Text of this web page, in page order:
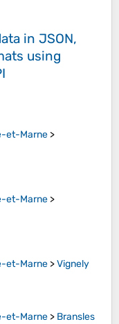
in JSON,
using
et-Marne >
et-Marne >
et-Marne >Vignely
et-Marne > Bransles